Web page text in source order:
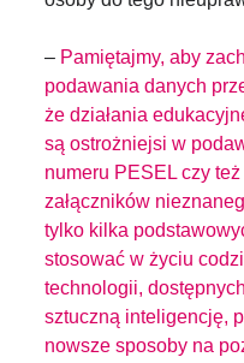
– Pamiętajmy, aby
podawania danych
że działania
są ostrożniejsi w
numeru PESEL czy
załączników
tylko kilka
stosować w życiu
technologii,
sztuczną inteligencję,
nowsze sposoby na